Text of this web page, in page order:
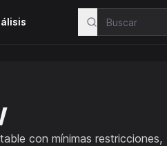
con mínimas restricciones,